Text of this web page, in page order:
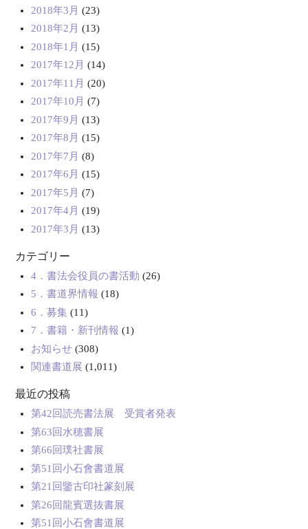
2018年3月 (23)
2018年2月 (13)
2018年1月 (15)
2017年12月 (14)
2017年11月 (20)
2017年10月 (7)
2017年9月 (13)
2017年8月 (15)
2017年7月 (8)
2017年6月 (15)
2017年5月 (7)
2017年4月 (19)
2017年3月 (13)
カテゴリー
4．書法会役員の書活動 (26)
5．書道界情報 (18)
6．募集(11)
7．書籍・新刊情報 (1)
お知らせ(308)
関連書道展 (1,011)
最近の投稿
第42回読売書法展 受賞者発表
第63回水穂書展
第66回璞社書展
第51回小石會書道展
第21回鑒古印社篆刻展
第26回龍賓選抜書展
第51回小石會書道展